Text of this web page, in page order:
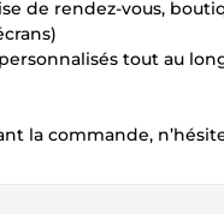
de rendez-vous,
tout au
la commande,